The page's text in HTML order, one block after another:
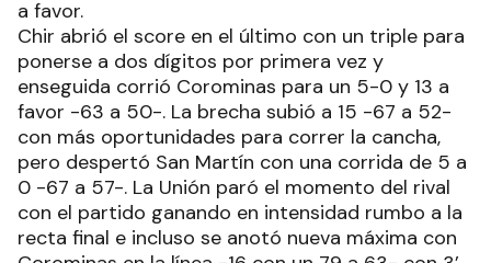
a favor.
Chir abrió el score en el último con un triple para
ponerse a dos dígitos por primera vez y
enseguida corrió Corominas para un 5-0 y 13 a
favor -63 a 50-. La brecha subió a 15 -67 a 52-
con más oportunidades para correr la cancha,
pero despertó San Martín con una corrida de 5 a
0 -67 a 57-. La Unión paró el momento del rival
con el partido ganando en intensidad rumbo a la
recta final e incluso se anotó nueva máxima con